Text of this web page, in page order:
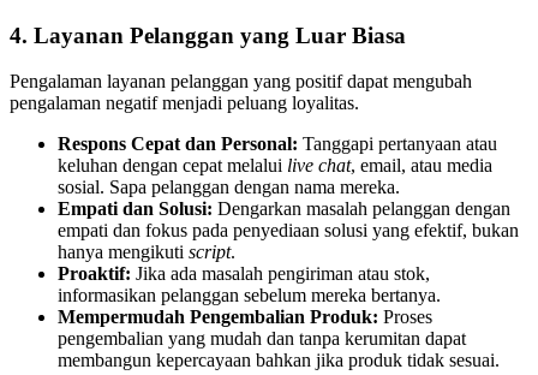
4. Layanan Pelanggan yang Luar Biasa
Pengalaman layanan pelanggan yang positif dapat mengubah
pengalaman negatif menjadi peluang loyalitas.
Respons Cepat dan Personal: Tanggapi pertanyaan atau
keluhan dengan cepat melalui live chat, email, atau media
sosial. Sapa pelanggan dengan nama mereka.
Empati dan Solusi: Dengarkan masalah pelanggan dengan
empati dan fokus pada penyediaan solusi yang efektif, bukan
hanya mengikuti script.
Proaktif: Jika ada masalah pengiriman atau stok,
informasikan pelanggan sebelum mereka bertanya.
Mempermudah Pengembalian Produk: Proses
pengembalian yang mudah dan tanpa kerumitan dapat
membangun kepercayaan bahkan jika produk tidak sesuai.